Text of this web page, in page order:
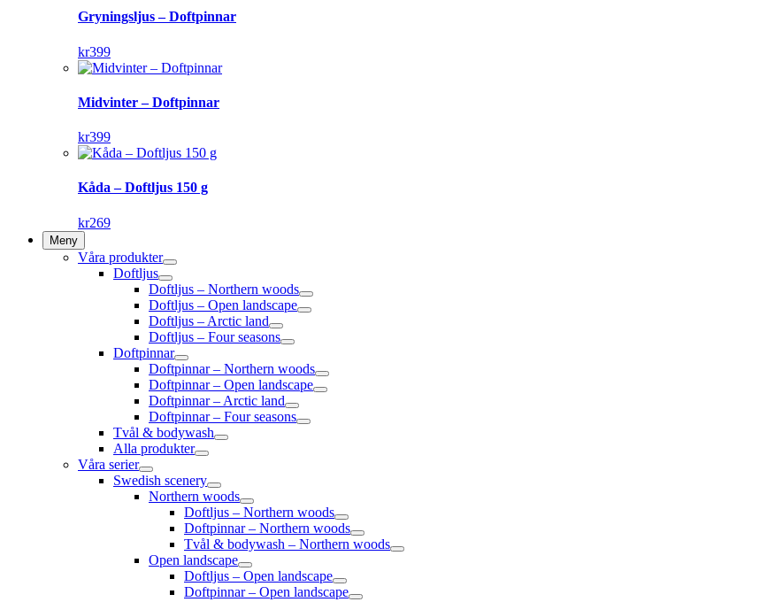
Gryningsljus – Doftpinnar
kr399
Midvinter – Doftpinnar
kr399
Kåda – Doftljus 150 g
kr269
Meny
Våra produkter
Doftljus
Doftljus – Northern woods
Doftljus – Open landscape
Doftljus – Arctic land
Doftljus – Four seasons
Doftpinnar
Doftpinnar – Northern woods
Doftpinnar – Open landscape
Doftpinnar – Arctic land
Doftpinnar – Four seasons
Tvål & bodywash
Alla produkter
Våra serier
Swedish scenery
Northern woods
Doftljus – Northern woods
Doftpinnar – Northern woods
Tvål & bodywash – Northern woods
Open landscape
Doftljus – Open landscape
Doftpinnar – Open landscape